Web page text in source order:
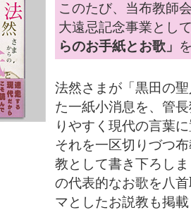
このたび、当布教師
大遠忌記念事業とし
らのお手紙とお歌」
法然さまが「黒田の
た一紙小消息を、管
りやすく現代の言葉
それを一区切りづつ
教として書き下ろし
の代表的なお歌を八
マとしたお説教も掲